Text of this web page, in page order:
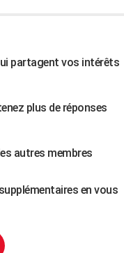
partagent vos intérêts
plus de réponses
autres membres
en vous